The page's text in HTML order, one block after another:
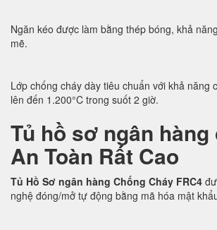
Ngăn kéo được làm bằng thép bóng, khả
mẽ.
Lớp chống cháy dày tiêu chuẩn với khả năng
lên đến 1.200°C trong suốt 2 giờ.
Tủ hồ sơ ngân
An Toàn Rất Cao
Tủ Hồ Sơ ngân hàng Chống Cháy FRC4
nghệ đóng/mở tự động bằng mã hóa mật